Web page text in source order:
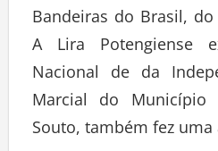
Bandeiras do Brasil,
A Lira Potengiense
Nacional de da
Marcial do Município
Souto, também fez uma